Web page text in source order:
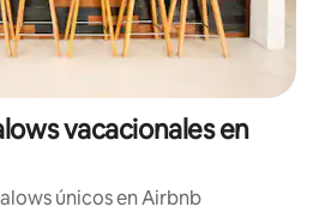
vacacionales en
únicos en Airbnb